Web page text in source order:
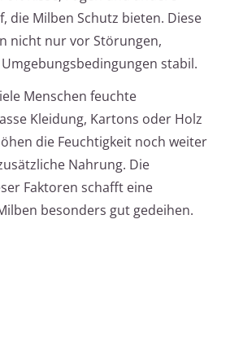
die Milben Schutz bieten. Diese
nicht nur vor Störungen,
stabil.
Menschen feuchte
Kleidung, Kartons oder Holz
die Feuchtigkeit noch weiter
Nahrung. Die
Faktoren schafft eine
besonders gut gedeihen.